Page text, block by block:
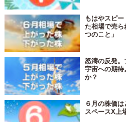
もはやスピ
た相場で売ら
つのこと」
怒濤の反発。
宇宙への期
か？
６月の株価
スペースX上